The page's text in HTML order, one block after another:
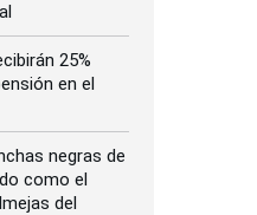
25%
en el
negras de
como el
del